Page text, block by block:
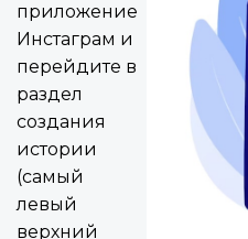
приложение
Инстаграм и
перейдите в
раздел
создания
истории
(самый
левый
верхний